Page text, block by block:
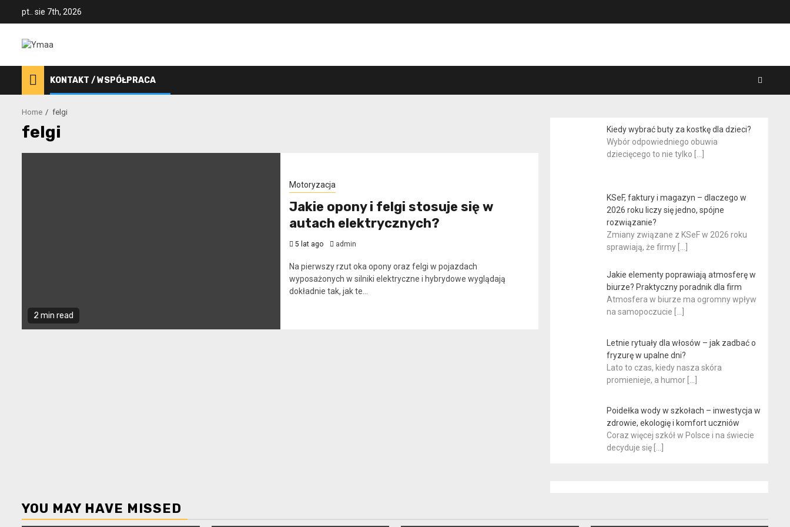
pt.. sie 7th, 2026
KONTAKT / WSPÓŁPRACA
Home felgi
felgi
2 min read
Motoryzacja
Jakie opony i felgi stosuje się w
autach elektrycznych?
5 lat ago admin
Na pierwszy rzut oka opony oraz felgi w pojazdach
wyposażonych w silniki elektryczne i hybrydowe wyglądają
dokładnie tak, jak te...
Kiedy wybrać buty za kostkę dla dzieci?
Wybór odpowiedniego obuwia
dziecięcego to nie tylko
KSeF, faktury i magazyn – dlaczego w
2026 roku liczy się jedno, spójne
rozwiązanie?
Zmiany związane z KSeF w 2026 roku
sprawiają, że firmy
Jakie elementy poprawiają atmosferę w
biurze? Praktyczny poradnik dla firm
Atmosfera w biurze ma ogromny wpływ
na samopoczucie
Letnie rytuały dla włosów – jak zadbać o
fryzurę w upalne dni?
Lato to czas, kiedy nasza skóra
promienieje, a humor […]
Poidełka wody w szkołach – inwestycja w
zdrowie, ekologię i komfort uczniów
Coraz więcej szkół w Polsce i na świecie
decyduje się […]
YOU MAY HAVE MISSED